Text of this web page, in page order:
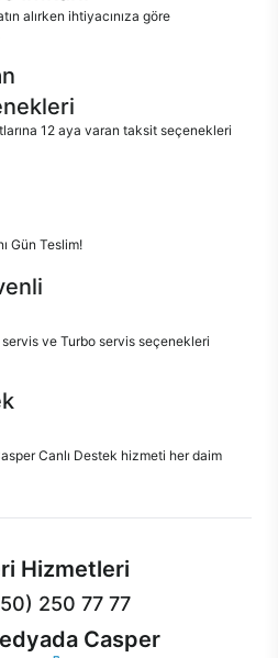
alırken ihtiyacınıza göre
12 aya varan taksit seçenekleri
Gün Teslim!
ve Turbo servis seçenekleri
Canlı Destek hizmeti her daim
Hizmetleri
250 77 77
Casper